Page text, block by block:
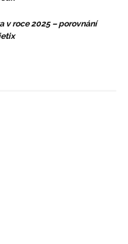
v roce 2025 – porovnání